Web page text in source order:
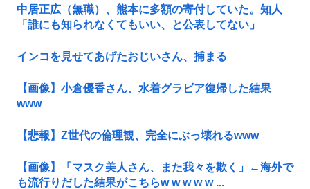
中居正広（無職）、熊本に多額の寄付していた。知人
「誰にも知られなくてもいい、と公表してない」
インコを見せてあげたおじいさん、捕まる
【画像】小倉優香さん、水着グラビア復帰した結果
www
【悲報】Z世代の倫理観、完全にぶっ壊れるwww
【画像】「マスク美人さん、また我々を欺く」←海外で
も流行りだした結果がこちらw w w w w ...